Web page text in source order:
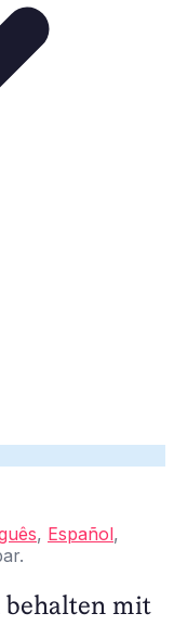
, Español,
mit